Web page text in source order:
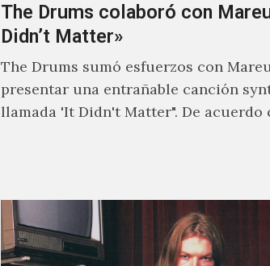
The Drums colaboró con
Didn’t Matter»
The Drums sumó esfuerzos con
presentar una entrañable canción
llamada 'It Didn't Matter". De acuerdo